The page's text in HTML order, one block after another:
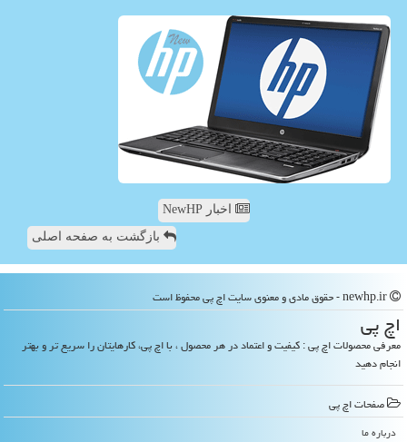
اخبار NewHP
بازگشت به صفحه اصلی
اچ پی
معرفی محصولات اچ پی : کیفیت و اعتماد در هر محصول ، با اچ پی، کارهایتان را سریع تر و بهتر
انجام دهید
صفحات اچ پی
درباره ما